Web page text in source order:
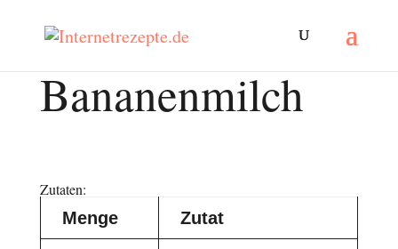
Bananenmilch
Zutaten:
Menge Zutat